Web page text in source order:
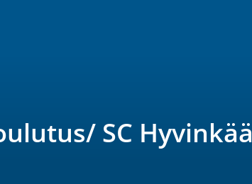
SC Hyvinkää